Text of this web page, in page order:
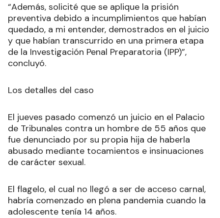
“Además, solicité que se aplique la prisión
preventiva debido a incumplimientos que habían
quedado, a mi entender, demostrados en el juicio
y que habían transcurrido en una primera etapa
de la Investigación Penal Preparatoria (IPP)”,
concluyó.
Los detalles del caso
El jueves pasado comenzó un juicio en el Palacio
de Tribunales contra un hombre de 55 años que
fue denunciado por su propia hija de haberla
abusado mediante tocamientos e insinuaciones
de carácter sexual.
El flagelo, el cual no llegó a ser de acceso carnal,
habría comenzado en plena pandemia cuando la
adolescente tenía 14 años.